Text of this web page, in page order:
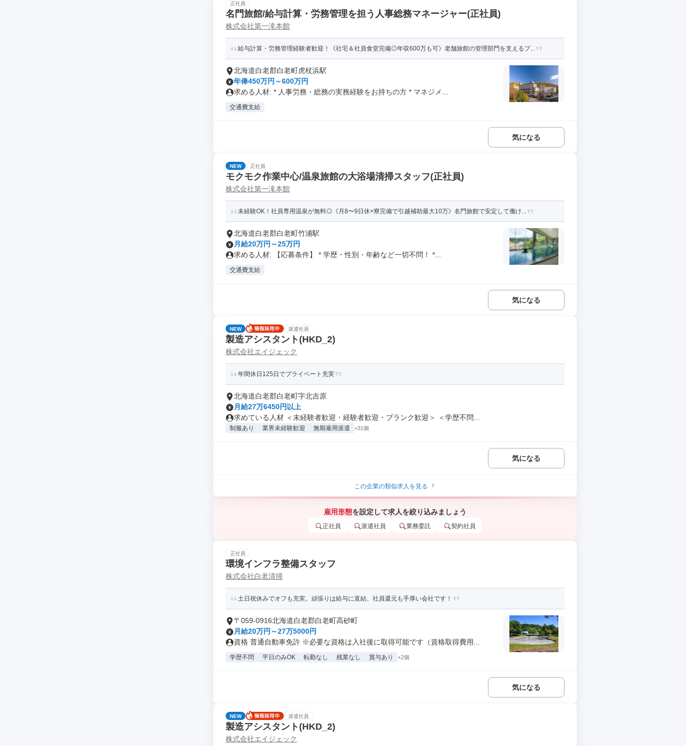
正社員
名門旅館/給与計算・労務管理を担う人事総務マネージャー(正社員)
株式会社第一滝本館
給与計算・労務管理経験者歓迎！《社宅＆社員食堂完備◎年収600万も可》老舗旅館の管理部門を支えるプ...
北海道白老郡白老町虎杖浜駅
年俸450万円～600万円
求める人材: * 人事労務・総務の実務経験をお持ちの方 * マネジメ...
交通費支給
気になる
NEW 正社員
モクモク作業中心/温泉旅館の大浴場清掃スタッフ(正社員)
株式会社第一滝本館
未経験OK！社員専用温泉が無料◎《月8〜9日休×寮完備で引越補助最大10万》名門旅館で安定して働け...
北海道白老郡白老町竹浦駅
月給20万円～25万円
求める人材: 【応募条件】 * 学歴・性別・年齢など一切不問！ *...
交通費支給
気になる
NEW 派遣社員
製造アシスタント(HKD_2)
株式会社エイジェック
年間休日125日でプライベート充実
北海道白老郡白老町字北吉原
月給27万6450円以上
求めている人材 ＜未経験者歓迎・経験者歓迎・ブランク歓迎＞ ＜学歴不問...
制服あり 業界未経験歓迎 無期雇用派遣 +31個
気になる
この企業の類似求人を見る
雇用形態を設定して求人を絞り込みましょう
正社員 派遣社員 業務委託 契約社員
正社員
環境インフラ整備スタッフ
株式会社白老清掃
土日祝休みでオフも充実。頑張りは給与に直結、社員還元も手厚い会社です！
〒059-0916北海道白老郡白老町高砂町
月給20万円～27万5000円
資格 普通自動車免許 ※必要な資格は入社後に取得可能です（資格取得費用...
学歴不問 平日のみOK 転勤なし 残業なし 賞与あり +2個
気になる
NEW 派遣社員
製造アシスタント(HKD_2)
株式会社エイジェック